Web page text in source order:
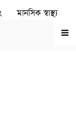
মানসিক স্বাস্থ‌্য